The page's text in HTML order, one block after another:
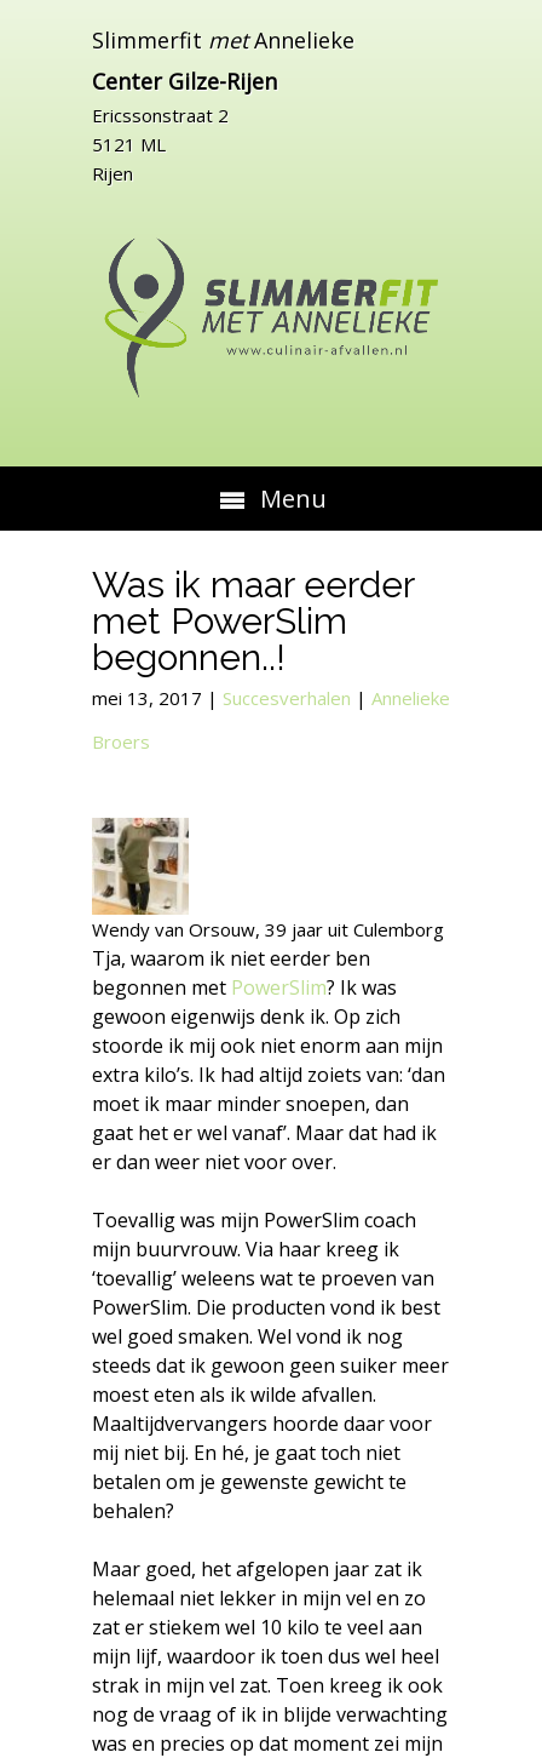
Slimmerfit metAnnelieke
Center Gilze-Rijen
Ericssonstraat 2
5121 ML
Rijen
Menu
Was ik maar eerder
met PowerSlim
begonnen..!
mei 13, 2017 | Succesverhalen |Annelieke
Broers
Wendy van Orsouw,39 jaar uit Culemborg
Tja, waarom ik niet eerder ben
begonnen met PowerSlim? Ik was
gewoon eigenwijs denk ik. Op zich
stoorde ik mij ook niet enorm aan mijn
extra kilo’s. Ik had altijd zoiets van: ‘dan
moet ik maar minder snoepen, dan
gaat het er wel vanaf’. Maar dat had ik
er dan weer niet voor over.
Toevallig was mijn PowerSlim coach
mijn buurvrouw. Via haar kreeg ik
‘toevallig’ weleens wat te proeven van
PowerSlim. Die producten vond ik best
wel goed smaken. Wel vond ik nog
steeds dat ik gewoon geen suiker meer
moest eten als ik wilde afvallen.
Maaltijdvervangers hoorde daar voor
mij niet bij. En hé, je gaat toch niet
betalen om je gewenste gewicht te
behalen?
Maar goed, het afgelopen jaar zat ik
helemaal niet lekker in mijn vel en zo
zat er stiekem wel 10 kilo te veel aan
mijn lijf, waardoor ik toen dus wel heel
strak in mijn vel zat. Toen kreeg ik ook
nog de vraag of ik in blijde verwachting
was en precies op dat moment zei mijn